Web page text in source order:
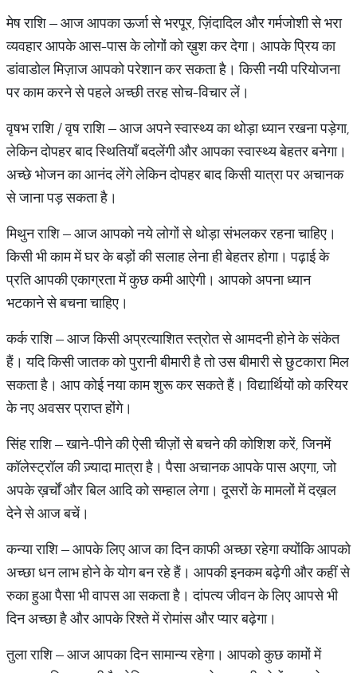
मेष राशि – आज आपका ऊर्जा से भरपूर, ज़िंदादिल और गर्मजोशी से भरा
व्यवहार आपके आस-पास के लोगों को ख़ुश कर देगा। आपके प्रिय का
डांवाडोल मिज़ाज आपको परेशान कर सकता है। किसी नयी परियोजना
पर काम करने से पहले अच्छी तरह सोच-विचार लें।
वृषभ राशि / वृष राशि – आज अपने स्वास्थ्य का थोड़ा ध्यान रखना पड़ेगा,
लेकिन दोपहर बाद स्थितियाँ बदलेंगी और आपका स्वास्थ्य बेहतर बनेगा।
अच्छे भोजन का आनंद लेंगे लेकिन दोपहर बाद किसी यात्रा पर अचानक
से जाना पड़ सकता है।
मिथुन राशि – आज आपको नये लोगों से थोड़ा संभलकर रहना चाहिए।
किसी भी काम में घर के बड़ों की सलाह लेना ही बेहतर होगा। पढ़ाई के
प्रति आपकी एकाग्रता में कुछ कमी आऐगी। आपको अपना ध्यान
भटकाने से बचना चाहिए।
कर्क राशि – आज किसी अप्रत्याशित स्त्रोत से आमदनी होने के संकेत
हैं। यदि किसी जातक को पुरानी बीमारी है तो उस बीमारी से छुटकारा मिल
सकता है। आप कोई नया काम शुरू कर सकते हैं। विद्यार्थियों को करियर
के नए अवसर प्राप्त होंगे।
सिंह राशि – खाने-पीने की ऐसी चीज़ों से बचने की कोशिश करें, जिनमें
कॉलेस्ट्रॉल की ज़्यादा मात्रा है। पैसा अचानक आपके पास अएगा, जो
अपके ख़र्चों और बिल आदि को सम्हाल लेगा। दूसरों के मामलों में दख़ल
देने से आज बचें।
कन्या राशि – आपके लिए आज का दिन काफी अच्छा रहेगा क्योंकि आपको
अच्छा धन लाभ होने के योग बन रहे हैं। आपकी इनकम बढ़ेगी और कहीं से
रुका हुआ पैसा भी वापस आ सकता है। दांपत्य जीवन के लिए आपसे भी
दिन अच्छा है और आपके रिश्ते में रोमांस और प्यार बढ़ेगा।
तुला राशि – आज आपका दिन सामान्य रहेगा। आपको कुछ कामों में